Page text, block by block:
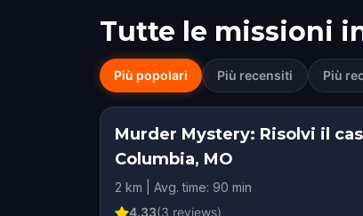
Tutte le missioni
Più popolari Più recensiti Più
Murder Mystery: Risolvi il
Columbia, MO
2 km | Avg. time: 90 min
4.33(3 reviews)